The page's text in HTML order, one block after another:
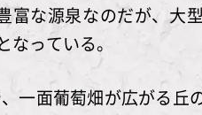
な源泉なのだが、大
っている。
一面葡萄畑が広がる丘